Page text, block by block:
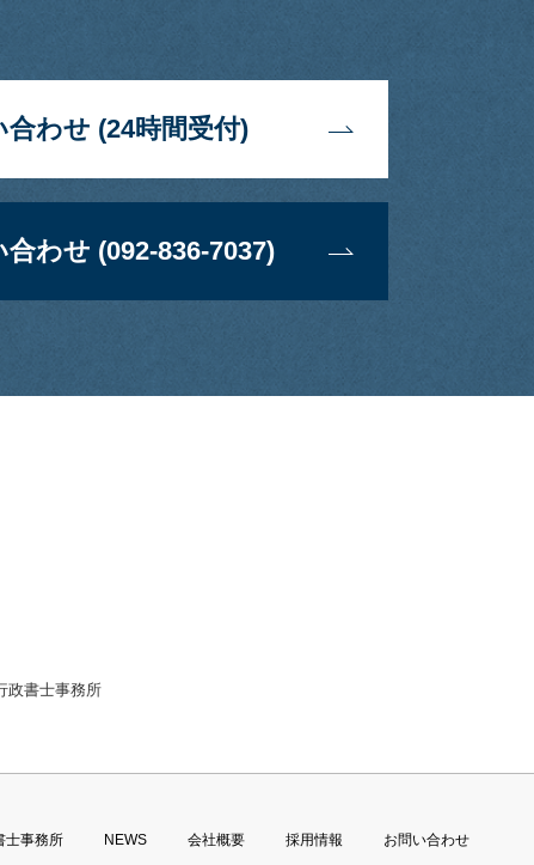
わせ (24時間受付)
わせ (092-836-7037)
政書士事務所
士事務所 NEWS 会社概要 採用情報 お問い合わせ